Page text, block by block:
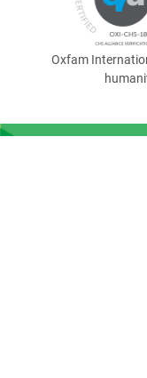
Oxfam